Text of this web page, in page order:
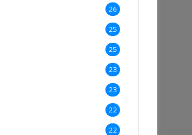
26
25
25
23
23
22
22